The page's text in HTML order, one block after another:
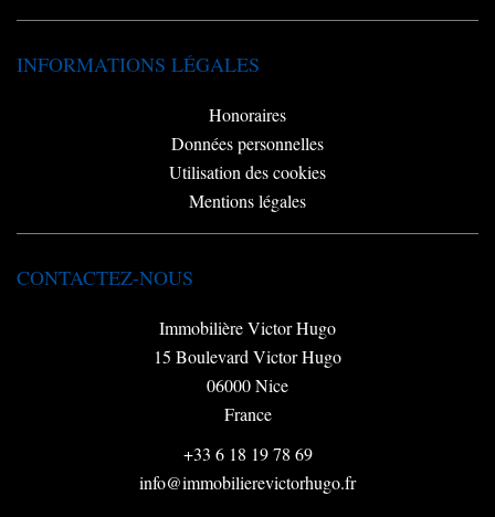
INFORMATIONS LÉGALES
Honoraires
Données personnelles
Utilisation des cookies
Mentions légales
CONTACTEZ-NOUS
Immobilière Victor Hugo
15 Boulevard Victor Hugo
06000Nice
France
+33 6 18 19 78 69
info@immobilierevictorhugo.fr